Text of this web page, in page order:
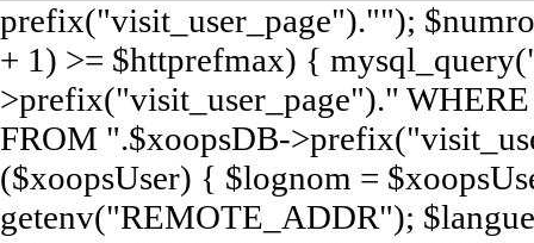
prefix("visit_user_page")."");
+ 1) >= $httprefmax) {
>prefix("visit_user_page")."
FROM ".$xoopsDB-
($xoopsUser) { $lognom =
getenv("REMOTE_ADDR");